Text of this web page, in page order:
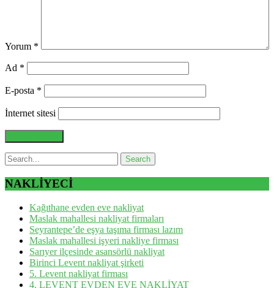
Yorum *
Ad *
E-posta *
İnternet sitesi
NAKLİYECİ
Kağıthane evden eve nakliyat
Maslak mahallesi nakliyat firmaları
Seyrantepe’de eşya taşıma firması lazım
Maslak mahallesi işyeri nakliye firması
Sarıyer ilçesinde asansörlü nakliyat
Birinci Levent nakliyat şirketi
5. Levent nakliyat firması
4. LEVENT EVDEN EVE NAKLİYAT